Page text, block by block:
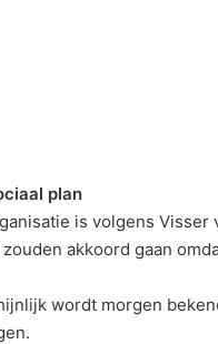
plan
is volgens Visser
akkoord gaan
wordt morgen